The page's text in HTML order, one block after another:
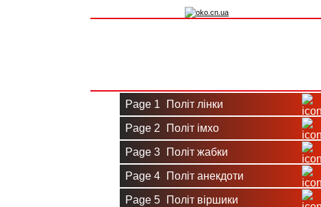
Page 1 Політ лінки
Page 2 Політ імхо
Page 3 Політ жабки
Page 4 Політ анекдоти
Page 5 Політ віршики